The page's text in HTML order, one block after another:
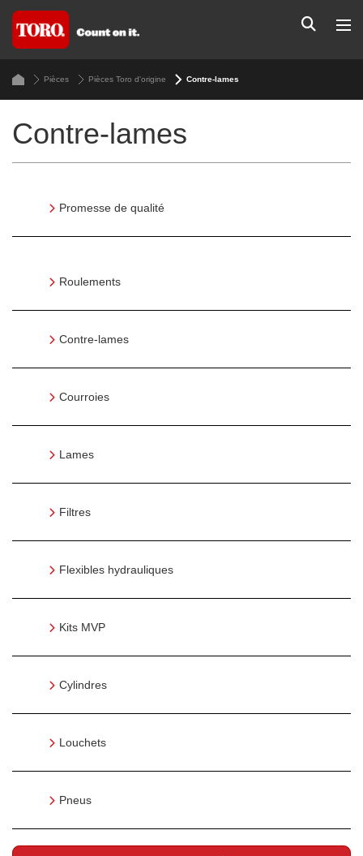
Pièces Pièces Toro d'origine Contre-lames
Contre-lames
Promesse de qualité
Roulements
Contre-lames
Courroies
Lames
Filtres
Flexibles hydrauliques
Kits MVP
Cylindres
Louchets
Pneus